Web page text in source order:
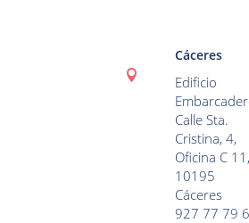

Cáceres
Edificio
Calle Sta.
Cristina, 4,
Oficina C 11,
10195
Cáceres
927 77 79